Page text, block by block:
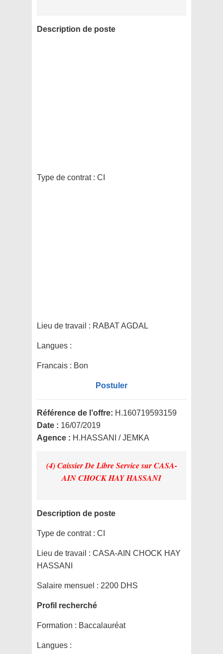
Description de poste
Type de contrat : CI
Lieu de travail : RABAT AGDAL
Langues :
Francais : Bon
Postuler
Référence de l’offre: H.160719593159
Date : 16/07/2019
Agence : H.HASSANI / JEMKA
(4) Caissier De Libre Servicesur CASA-
AIN CHOCK HAY HASSANI
Description de poste
Type de contrat : CI
Lieu de travail : CASA-AIN CHOCK HAY
HASSANI
Salaire mensuel : 2200 DHS
Profil recherché
Formation : Baccalauréat
Langues :